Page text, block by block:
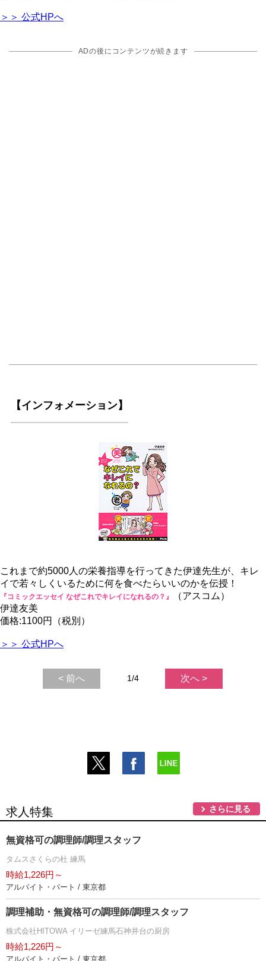
＞＞ 公式HPへ
ADの後にコンテンツが続きます
【インフォメーション】
これまで約5000人の栄養指導を行ってきた伊達先生が、キレ
イで若々しくいるために何を食べたらいいのかを伝授！
『コミックエッセイ なぜこれでキレイになれるの？』
（アスコム）
伊達友美
価格:1100円（税別）
＞＞ 公式HPへ
< 前へ 1/4 次へ >
求人特集 さらに見る
無資格可の調理師/調理スタッフ
タムスさくらの杜 練馬
時給1,226円～
アルバイト・パート / 東京都
調理補助・無資格可の調理師/調理スタッフ
株式会社HITOWA イリーゼ練馬石神井台の厨房
時給1,226円～
アルバイト・パート / 東京都